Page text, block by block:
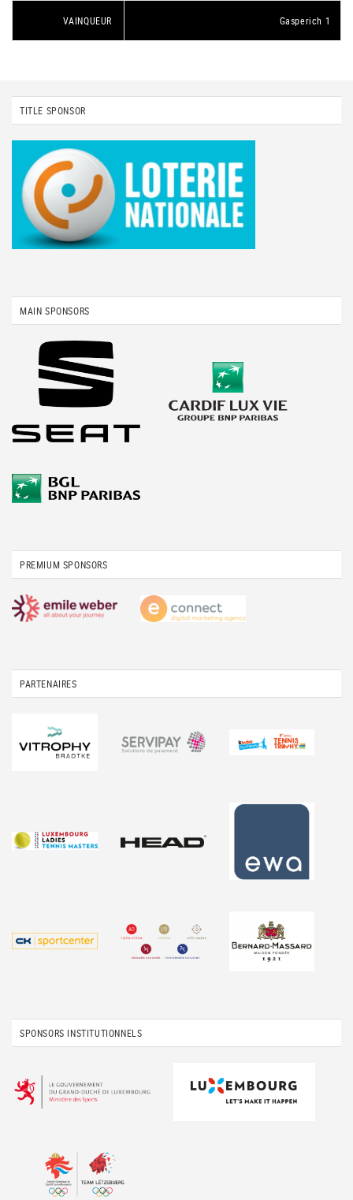
VAINQUEUR Gasperich 1
TITLE SPONSOR
MAIN SPONSORS
PREMIUM SPONSORS
PARTENAIRES
SPONSORS INSTITUTIONNELS